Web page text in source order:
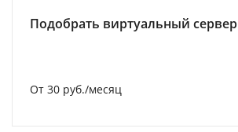
Подобрать виртуальный сервер
От 30 руб./месяц